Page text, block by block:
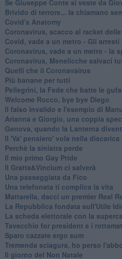
Se Giuseppe Conte si veste da
Brivido di terrore... la chiamano
Covid's Anatomy
Coronavirus, scacco al racket
Covid, vade a un metro - Gli
Coronavirus, vade a un metro - la
Coronavirus, Menelicche salvaci tu!
Quelli che il Coronavairus
Più banane per tutti
Pellegrini, la Fede che batte le
Welcome Rocco, bye bye Diego
Il falso invalido e l'esempio di
Arianna e Giorgio, una coppia
Genova, quando la Lanterna
Il 'Va' pensiero' vola nella discarica
Perchè la sinistra perde
Il mio primo Gay Pride
Il Gratta&Vincium ci salverà
Una passeggiata da Fico
Una telefonata ti complica la vita
Mattarella, dacci un premier Real
La Repubblica fondata sull'Utile
La scheda elettorale con la
Tavecchio for president e i
Sparo cazzate ergo sum
Tremenda sciagura, ho perso
Il giorno del Non Natale